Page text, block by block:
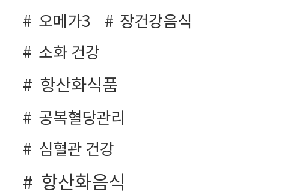
오메가3
장건강음식
소화 건강
항산화식품
공복혈당관리
심혈관 건강
항산화음식